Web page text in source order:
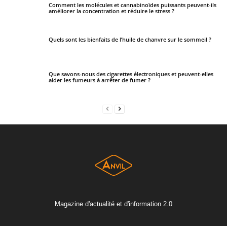
Comment les molécules et cannabinoïdes puissants peuvent-ils
améliorer la concentration et réduire le stress ?
Quels sont les bienfaits de l’huile de chanvre sur le sommeil ?
Que savons-nous des cigarettes électroniques et peuvent-elles
aider les fumeurs à arrêter de fumer ?
Magazine d'actualité et d'information 2.0